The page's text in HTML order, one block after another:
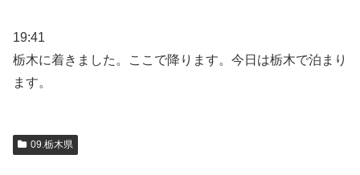
19:41
栃木に着きました。ここで降ります。今日は栃木で泊まり
ます。
09.栃木県